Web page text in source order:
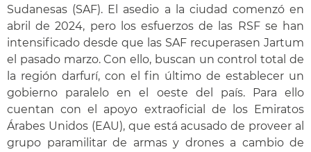
Sudanesas (SAF). El asedio a la ciudad comenzó en
abril de 2024, pero los esfuerzos de las RSF se han
intensificado desde que las SAF recuperasen Jartum
el pasado marzo. Con ello, buscan un control total de
la región darfurí, con el fin último de establecer un
gobierno paralelo en el oeste del país. Para ello
cuentan con el apoyo extraoficial de los Emiratos
Árabes Unidos (EAU), que está acusado de proveer al
grupo paramilitar de armas y drones a cambio de